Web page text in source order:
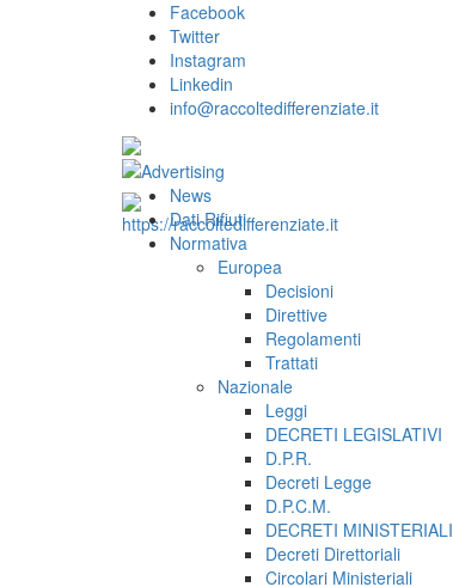
Facebook
Twitter
Instagram
Linkedin
info@raccoltedifferenziate.it
News
Dati Rifiuti
Normativa
Europea
Decisioni
Direttive
Regolamenti
Trattati
Nazionale
Leggi
DECRETI LEGISLATIVI
D.P.R.
Decreti Legge
D.P.C.M.
DECRETI MINISTERIALI
Decreti Direttoriali
Circolari Ministeriali